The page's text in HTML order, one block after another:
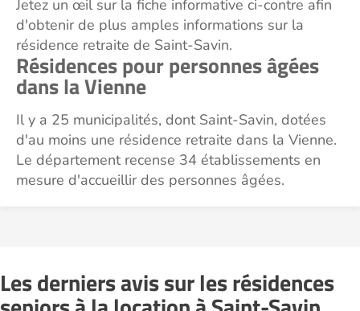
Jetez un œil sur la fiche informative ci-contre afin
d'obtenir de plus amples informations sur la
résidence retraite de Saint-Savin.
Résidences pour personnes âgées
dans la Vienne
Il y a 25 municipalités, dont Saint-Savin, dotées
d'au moins une résidence retraite dans la Vienne.
Le département recense 34 établissements en
mesure d'accueillir des personnes âgées.
Les derniers avis sur les résidences